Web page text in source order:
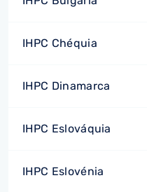
IHPC Chéquia
IHPC Dinamarca
IHPC Eslováquia
IHPC Eslovénia